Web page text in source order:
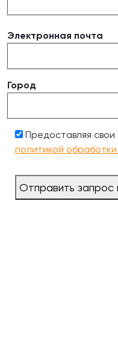
Электронная почта
Город
Предоставляя
политикой
Отправить